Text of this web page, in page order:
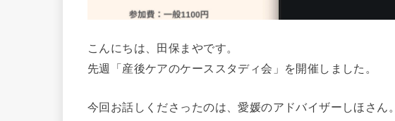
こんにちは、田保まやです。
先週「産後ケアのケーススタディ会」を開催しました。
今回お話しくださったのは、愛媛のアドバイザーしほさん。